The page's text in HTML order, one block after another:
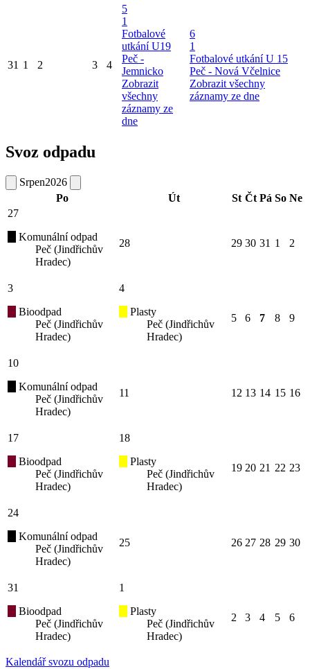
31 1 2 3 4
5
1
Fotbalové
utkání U19
Peč -
Jemnicko
Zobrazit
všechny
záznamy ze
dne
6
1
Fotbalové utkání U 15
Peč - Nová Včelnice
Zobrazit všechny
záznamy ze dne
Svoz odpadu
Srpen2026
Po
Út St Čt Pá So Ne
27
Komunální odpad
Peč (Jindřichův
Hradec)
28 29 30 31 1 2
3
Bioodpad
Peč (Jindřichův
Hradec)
4
Plasty
Peč (Jindřichův
Hradec)
5 6 7 8 9
10
Komunální odpad
Peč (Jindřichův
Hradec)
11 12 13 14 15 16
17
Bioodpad
Peč (Jindřichův
Hradec)
18
Plasty
Peč (Jindřichův
Hradec)
19 20 21 22 23
24
Komunální odpad
Peč (Jindřichův
Hradec)
25 26 27 28 29 30
31
Bioodpad
Peč (Jindřichův
Hradec)
1
Plasty
Peč (Jindřichův
Hradec)
2 3 4 5 6
Kalendář svozu odpadu